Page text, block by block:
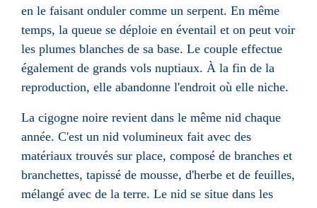
en le faisant onduler comme un serpent. En même
temps, la queue se déploie en éventail et on peut voir
les plumes blanches de sa base. Le couple effectue
également de grands vols nuptiaux. À la fin de la
reproduction, elle abandonne l'endroit où elle niche.
La cigogne noire revient dans le même nid chaque
année. C'est un nid volumineux fait avec des
matériaux trouvés sur place, composé de branches et
branchettes, tapissé de mousse, d'herbe et de feuilles,
mélangé avec de la terre. Le nid se situe dans les